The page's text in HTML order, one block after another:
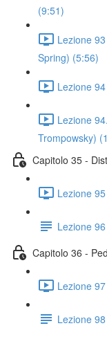
(9:51)
Lezione
Spring) (5:56)
Lezione
Lezione
Trompowsky)
Capitolo 35 -
Lezione
Lezione
Capitolo 36 -
Lezione
Lezione